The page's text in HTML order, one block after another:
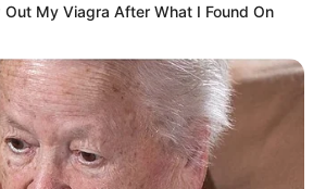
2565
Out My Viagra After What I Found On